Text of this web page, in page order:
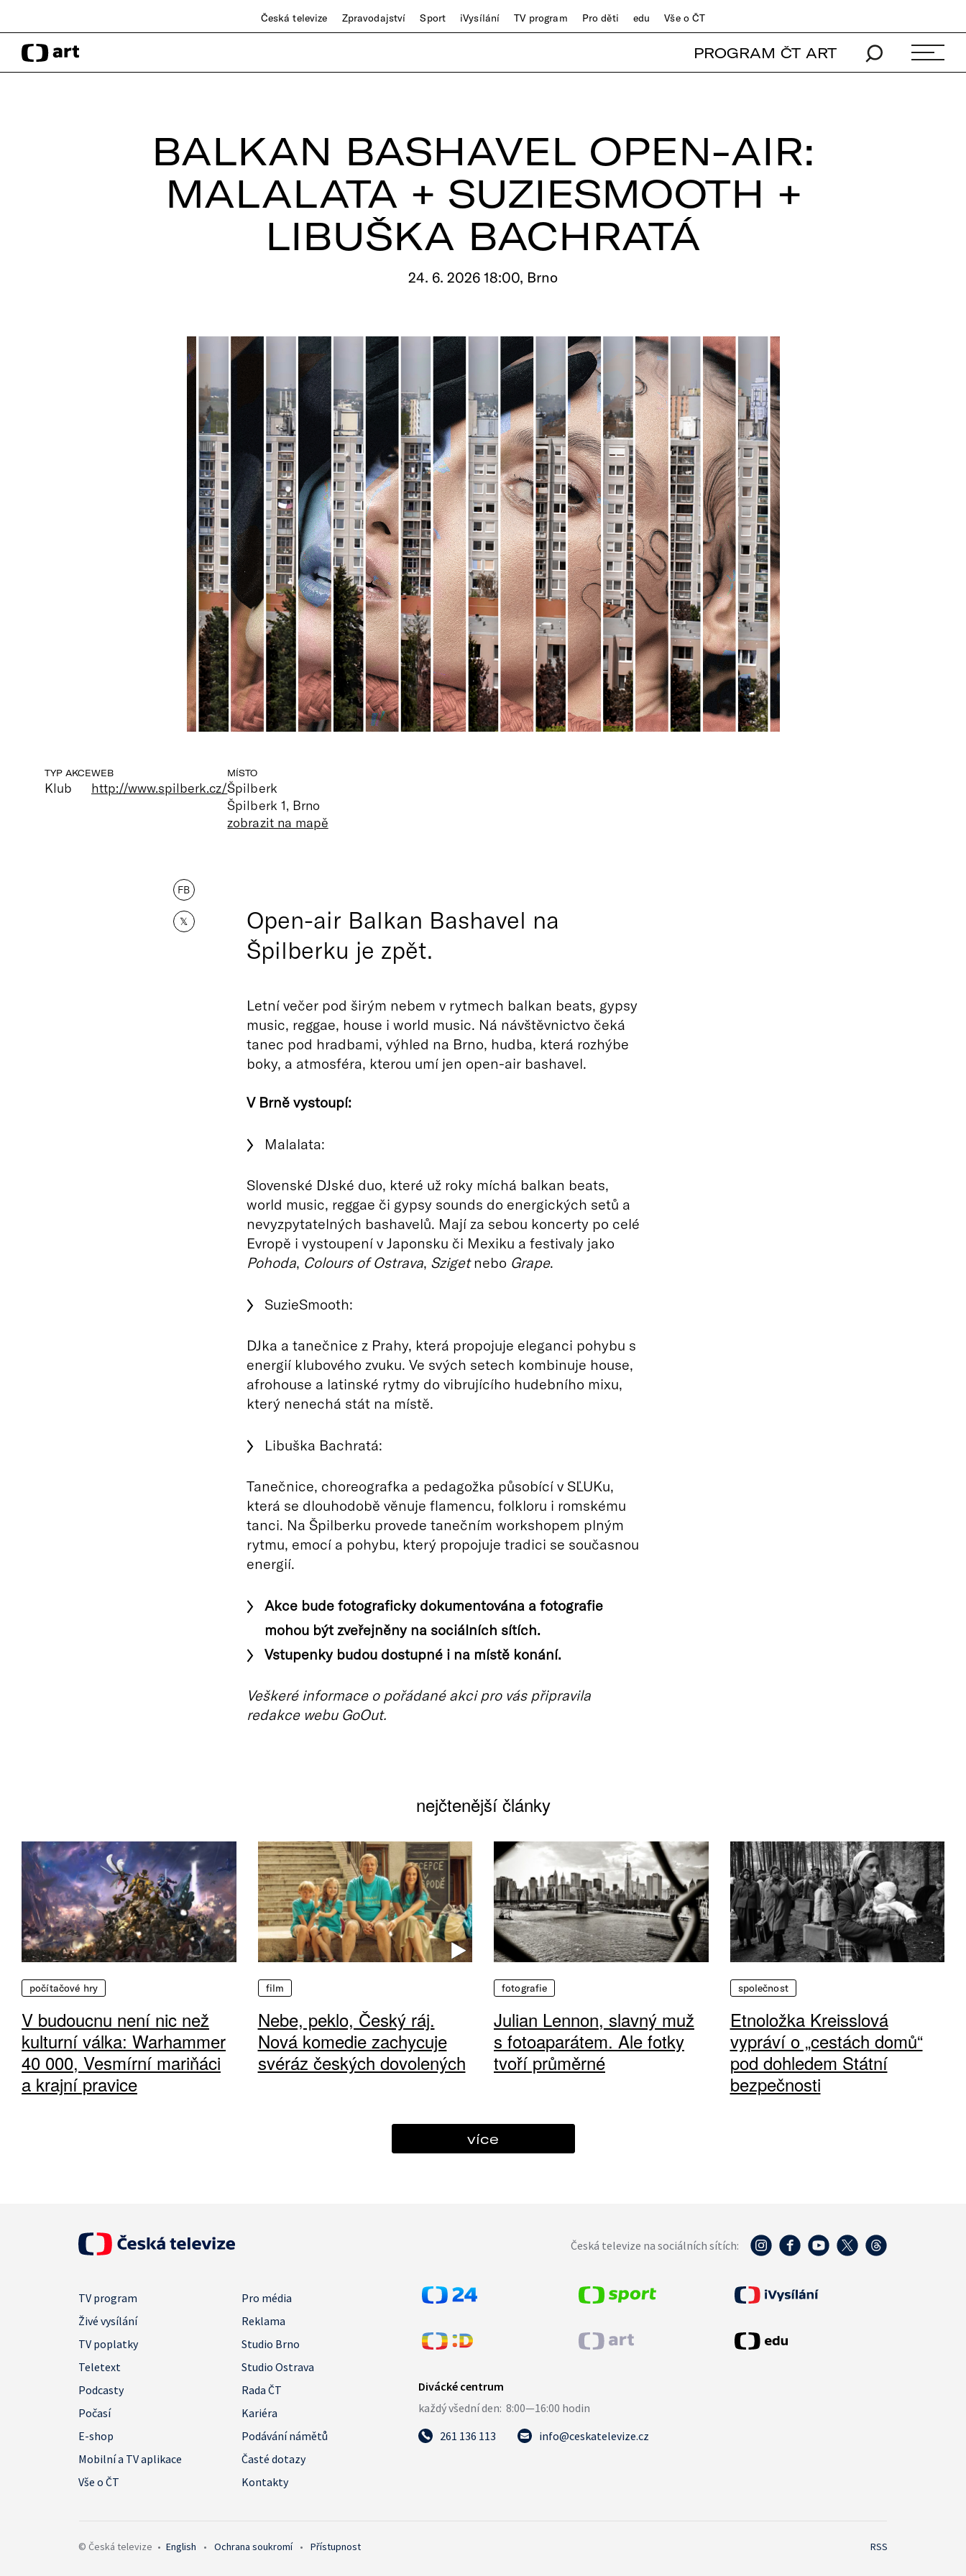
Česká televize Zpravodajství Sport iVysílání TV program Pro děti edu Vše o ČT
PROGRAM ČT ART
BALKAN BASHAVEL OPEN-AIR:
MALALATA + SUZIESMOOTH +
LIBUŠKA BACHRATÁ
24. 6. 2026 18:00, Brno
TYP AKCE
Klub
WEB
http://www.spilberk.cz/
MÍSTO
Špilberk
Špilberk 1, Brno
zobrazit na mapě
FB
𝕏
Open-air Balkan Bashavel na
Špilberku je zpět.
Letní večer pod širým nebem v rytmech balkan beats, gypsy
music, reggae, house i world music. Ná návštěvnictvo čeká
tanec pod hradbami, výhled na Brno, hudba, která rozhýbe
boky, a atmosféra, kterou umí jen open-air bashavel.
V Brně vystoupí:
Malalata:
Slovenské DJské duo, které už roky míchá balkan beats,
world music, reggae či gypsy sounds do energických setů a
nevyzpytatelných bashavelů. Mají za sebou koncerty po celé
Evropě i vystoupení v Japonsku či Mexiku a festivaly jako
Pohoda, Colours of Ostrava, Szigetnebo Grape.
SuzieSmooth:
DJka a tanečnice z Prahy, která propojuje eleganci pohybu s
energií klubového zvuku. Ve svých setech kombinuje house,
afrohouse a latinské rytmy do vibrujícího hudebního mixu,
který nenechá stát na místě.
Libuška Bachratá:
Tanečnice, choreografka a pedagožka působící v SĽUKu,
která se dlouhodobě věnuje flamencu, folkloru i romskému
tanci. Na Špilberku provede tanečním workshopem plným
rytmu, emocí a pohybu, který propojuje tradici se současnou
energií.
Akce bude fotograficky dokumentována a fotografie
mohou být zveřejněny na sociálních sítích.
Vstupenky budou dostupné i na místě konání.
Veškeré informace o pořádané akci pro vás připravila
redakce webu GoOut.
nejčtenější články
počítačové hry
V budoucnu není nic než
kulturní válka: Warhammer
40 000, Vesmírní mariňáci
a krajní pravice
film
Nebe, peklo, Český ráj.
Nová komedie zachycuje
svéráz českých dovolených
fotografie
Julian Lennon, slavný muž
s fotoaparátem. Ale fotky
tvoří průměrné
společnost
Etnoložka Kreisslová
vypráví o „cestách domů“
pod dohledem Státní
bezpečnosti
více
Česká televize na sociálních sítích:
TV program
Pro média
Živé vysílání
Reklama
TV poplatky
Studio Brno
Teletext
Studio Ostrava
Podcasty
Rada ČT
Počasí
Kariéra
E-shop
Podávání námětů
Mobilní a TV aplikace
Časté dotazy
Vše o ČT
Kontakty
261 136 113 info@ceskatelevize.cz
© Česká televize • English • Ochrana soukromí • Přístupnost RSS